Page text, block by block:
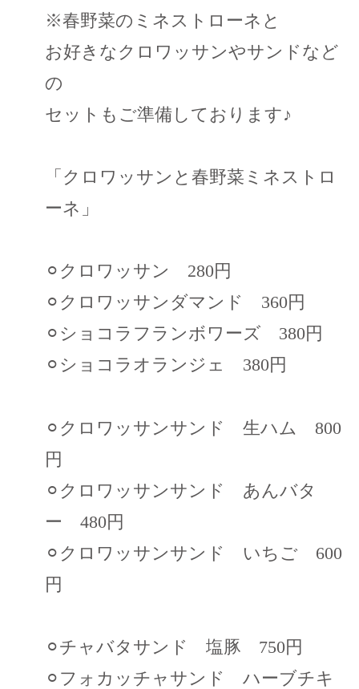
※春野菜のミネストローネと
お好きなクロワッサンやサンドなど
の
セットもご準備しております♪
「クロワッサンと春野菜ミネストロ
ーネ」
⚪︎クロワッサン 280円
⚪︎クロワッサンダマンド 360円
⚪︎ショコラフランボワーズ 380円
⚪︎ショコラオランジェ 380円
⚪︎クロワッサンサンド 生ハム 800
円
⚪︎クロワッサンサンド あんバタ
ー 480円
⚪︎クロワッサンサンド いちご 600
円
⚪︎チャバタサンド 塩豚 750円
⚪︎フォカッチャサンド ハーブチキ